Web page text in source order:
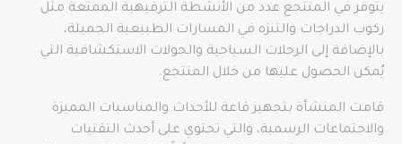
يتوفر في المنتجع عدد من الأنشطة الترفيهية الممتعة مثل
ركوب الدراجات والتنزه في المسارات الطبيعية الجميلة،
بالإضافة إلى الرحلات السياحية والجولات الاستكشافية التي
يُمكن الحصول عليها من خلال المنتجع.
قامت المنشأة بتجهيز قاعة للأحداث والمناسبات المميزة
والاجتماعات الرسمية، والتي تحتوي على أحدث التقنيات